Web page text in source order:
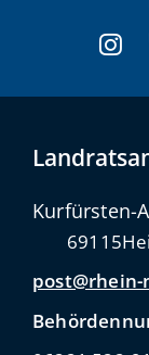
Kurfürsten-
69115